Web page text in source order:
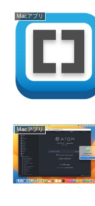
Macアプリ
Macアプリ